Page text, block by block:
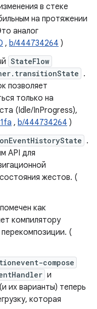
в стеке
на протяжении
аналог
, b/444734264 )
StateFlow
.
позволяет
только на
(Idle/InProgress),
, b/444734264 )
.
API для
жестов. (
помечен как
компилятору
(
compose
и
(и их варианты) теперь
которая